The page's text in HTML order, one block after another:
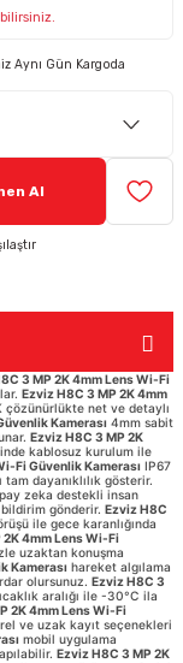
Takımı Ürünler
Aynı Gün Kargoda
Al
3 MP 2K 4mm Lens Wi-Fi
Ezviz H8C 3 MP 2K 4mm
çözünürlükte net ve detaylı
Kamerası 4mm sabit
Ezviz H8C 3 MP 2K
kablosuz kurulum ile
Fi Güvenlik Kamerası IP67
dayanıklılık gösterir.
zeka destekli insan
gönderir. Ezviz H8C
ile gece karanlığında
2K 4mm Lens Wi-Fi
uzaktan konuşma
Kamerası hareket algılama
olursunuz. Ezviz H8C 3
aralığı ile -30°C ila
2K 4mm Lens Wi-Fi
ve uzak kayıt seçenekleri
mobil uygulama
Ezviz H8C 3 MP 2K